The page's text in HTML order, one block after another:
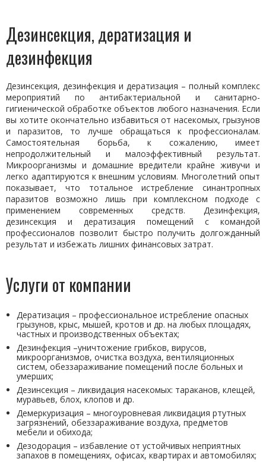
Дезинсекция, дератизация и
дезинфекция
Дезинсекция, дезинфекция и дератизация – полный комплекс
мероприятий по антибактериальной и санитарно-
гигиенической обработке объектов любого назначения. Если
вы хотите окончательно избавиться от насекомых, грызунов
и паразитов, то лучше обращаться к профессионалам.
Самостоятельная борьба, к сожалению, имеет
непродолжительный и малоэффективный результат.
Микроорганизмы и домашние вредители крайне живучи и
легко адаптируются к внешним условиям. Многолетний опыт
показывает, что тотальное истребление синантропных
паразитов возможно лишь при комплексном подходе с
применением современных средств. Дезинфекция,
дезинсекция и дератизация помещений с командой
профессионалов позволит быстро получить долгожданный
результат и избежать лишних финансовых затрат.
Услуги от компании
Дератизация – профессиональное истребление опасных
грызунов, крыс, мышей, кротов и др. на любых площадях,
частных и производственных объектах;
Дезинфекция –уничтожение грибков, вирусов,
микроорганизмов, очистка воздуха, вентиляционных
систем, обеззараживание помещений после больных и
умерших;
Дезинсекция – ликвидация насекомых: тараканов, клещей,
муравьев, блох, клопов и др.
Демеркуризация – многоуровневая ликвидация ртутных
загрязнений, обеззараживание воздуха, предметов
мебели и обихода;
Дезодорация – избавление от устойчивых неприятных
запахов в помещениях, офисах, квартирах и автомобилях;